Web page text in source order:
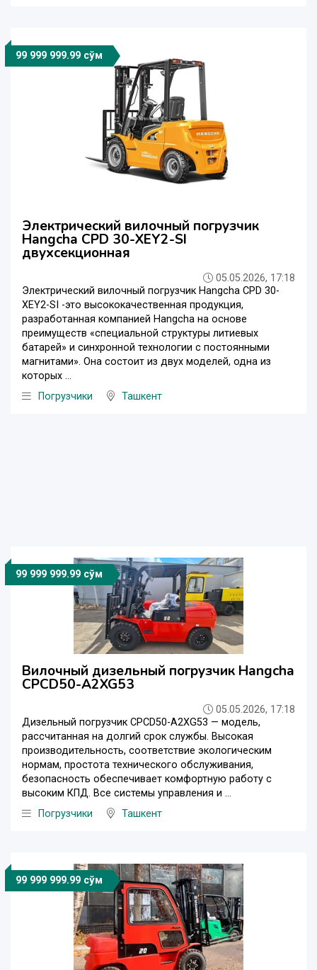
99 999 999.99 сўм
Электрический вилочный погрузчик
Hangcha CPD 30-XEY2-SI
двухсекционная
05.05.2026, 17:18
Электрический вилочный погрузчик Hangcha CPD 30-
XEY2-SI -это высококачественная продукция,
разработанная компанией Hangcha на основе
преимуществ «специальной структуры литиевых
батарей» и синхронной технологии с постоянными
магнитами». Она состоит из двух моделей, одна из
которых ...
Погрузчики
Ташкент
99 999 999.99 сўм
Вилочный дизельный погрузчик Hangcha
CPCD50-A2XG53
05.05.2026, 17:18
Дизельный погрузчик CPCD50-A2XG53 — модель,
рассчитанная на долгий срок службы. Высокая
производительность, соответствие экологическим
нормам, простота технического обслуживания,
безопасность обеспечивает комфортную работу с
высоким КПД. Все системы управления и ...
Погрузчики
Ташкент
99 999 999.99 сўм